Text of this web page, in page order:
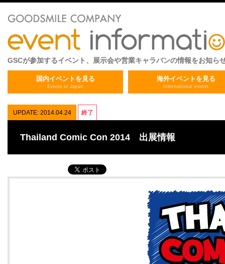
GSCが参加するイベント、展示会や営業キャラバンの情報をお知ら
国内イベントを見る
Events in Japan
海外イベントを見る
International events
UPDATE: 2014.04.24 終了
Thailand Comic Con 2014 出展情報